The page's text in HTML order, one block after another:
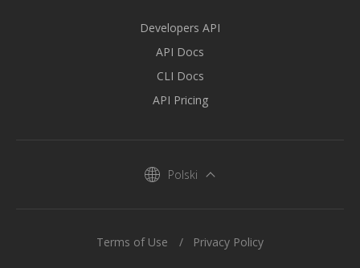
Developers API
API Docs
CLI Docs
API Pricing
Polski
Terms of Use Privacy Policy